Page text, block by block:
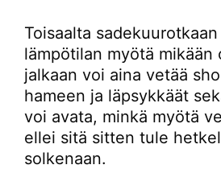
Toisaalta
lämpötilan myötä mikään
jalkaan voi aina vetää
hameen ja läpsykkäät
voi avata, minkä myötä
ellei sitä sitten tule
solkenaan.